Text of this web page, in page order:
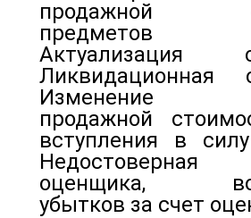
продажной
предметов
Актуализация
Ликвидационная
Изменение
продажной
вступления в
оценщика,
убытков за счет